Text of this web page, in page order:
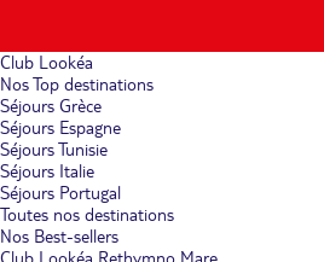
Club Lookéa
Nos Top destinations
Séjours Grèce
Séjours Espagne
Séjours Tunisie
Séjours Italie
Séjours Portugal
Toutes nos destinations
Nos Best-sellers